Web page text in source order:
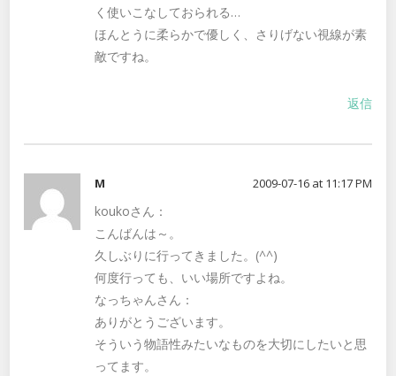
く使いこなしておられる…
ほんとうに柔らかで優しく、さりげない視線が素
敵ですね。
返信
M 2009-07-16 at 11:17 PM
koukoさん：
こんばんは～。
久しぶりに行ってきました。(^^)
何度行っても、いい場所ですよね。
なっちゃんさん：
ありがとうございます。
そういう物語性みたいなものを大切にしたいと思
ってます。